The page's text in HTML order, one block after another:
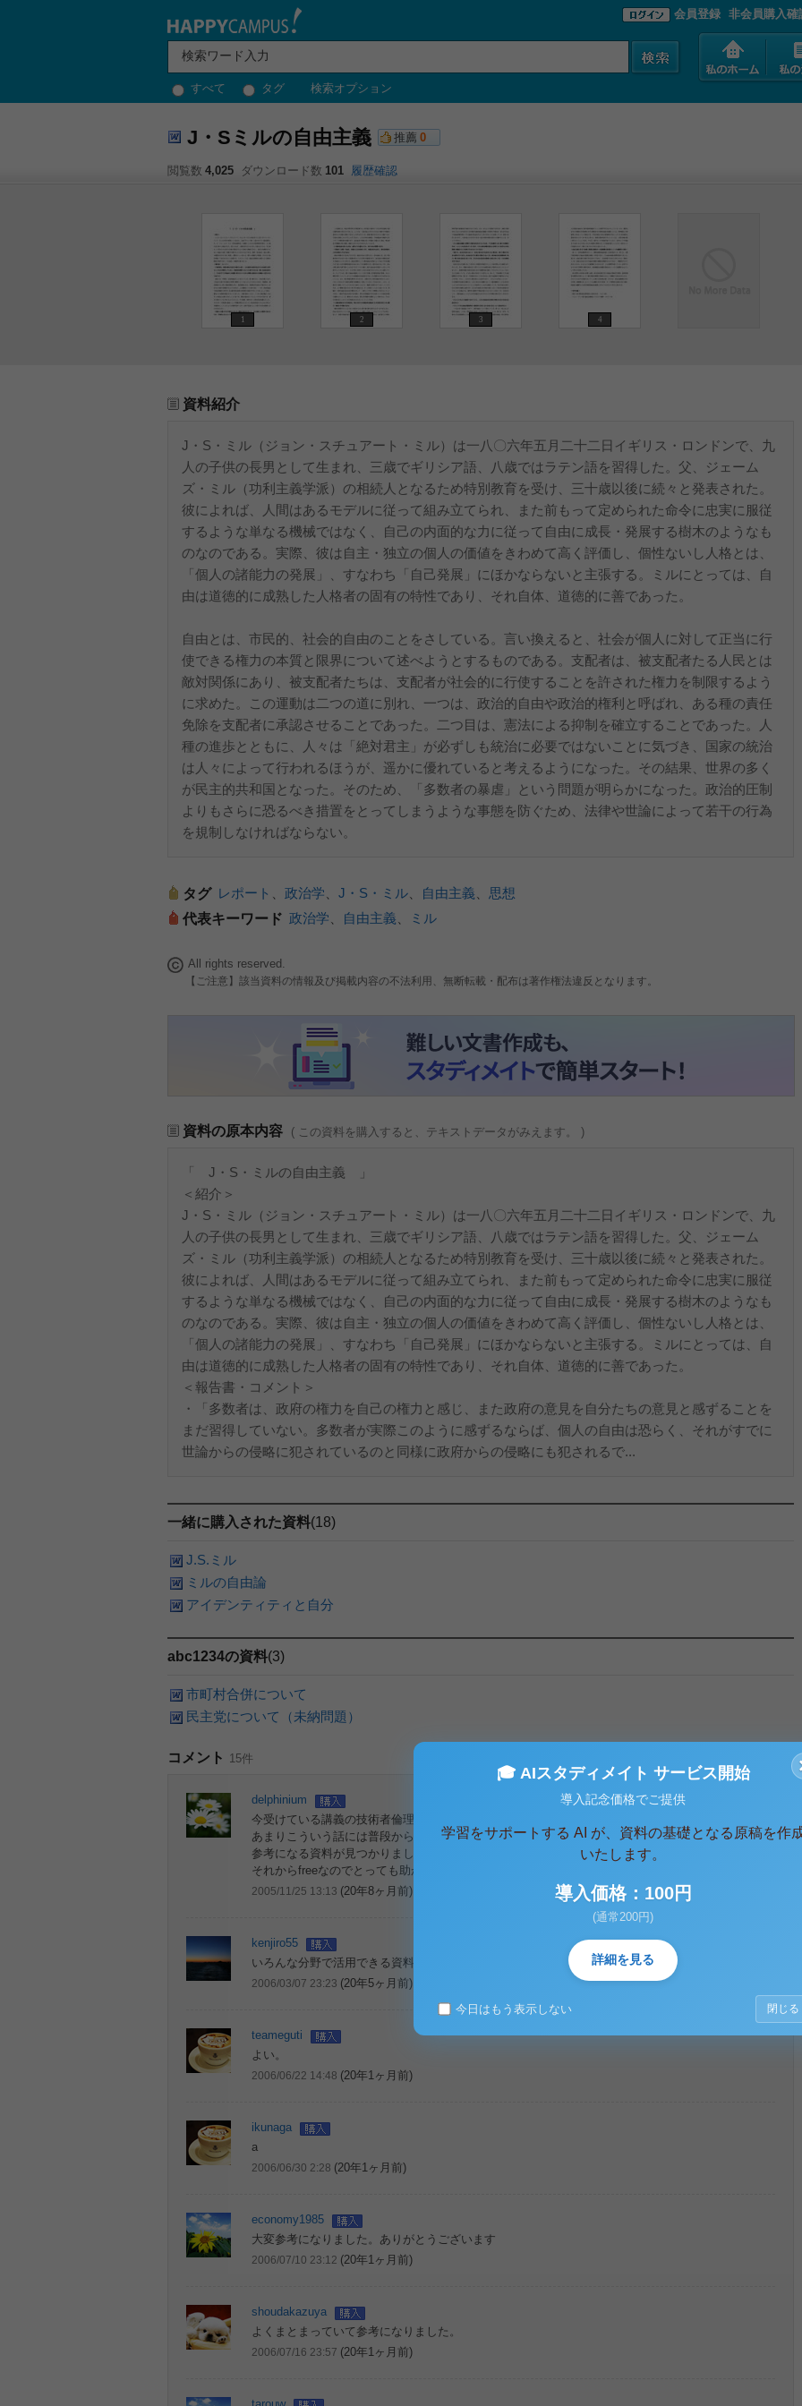
すべて タグ 検索オプション
会員登録 非会員購入確
J・Sミルの自由主義 推薦 0
閲覧数 4,025 ダウンロード数 101 履歴確認
1 2 3 4
資料紹介
J・S・ミル（ジョン・スチュアート・ミル）は一八〇六年五月二十二日イギリス・ロンドンで、九
人の子供の長男として生まれ、三歳でギリシア語、八歳ではラテン語を習得した。父、ジェーム
ズ・ミル（功利主義学派）の相続人となるため特別教育を受け、三十歳以後に続々と発表された。
彼によれば、人間はあるモデルに従って組み立てられ、また前もって定められた命令に忠実に服従
するような単なる機械ではなく、自己の内面的な力に従って自由に成長・発展する樹木のようなも
のなのである。実際、彼は自主・独立の個人の価値をきわめて高く評価し、個性ないし人格とは、
「個人の諸能力の発展」、すなわち「自己発展」にほかならないと主張する。ミルにとっては、自
由は道徳的に成熟した人格者の固有の特性であり、それ自体、道徳的に善であった。
自由とは、市民的、社会的自由のことをさしている。言い換えると、社会が個人に対して正当に行
使できる権力の本質と限界について述べようとするものである。支配者は、被支配者たる人民とは
敵対関係にあり、被支配者たちは、支配者が社会的に行使することを許された権力を制限するよう
に求めた。この運動は二つの道に別れ、一つは、政治的自由や政治的権利と呼ばれ、ある種の責任
免除を支配者に承認させることであった。二つ目は、憲法による抑制を確立することであった。人
種の進歩とともに、人々は「絶対君主」が必ずしも統治に必要ではないことに気づき、国家の統治
は人々によって行われるほうが、遥かに優れていると考えるようになった。その結果、世界の多く
が民主的共和国となった。そのため、「多数者の暴虐」という問題が明らかになった。政治的圧制
よりもさらに恐るべき措置をとってしまうような事態を防ぐため、法律や世論によって若干の行為
を規制しなければならない。
タグ レポート 政治学 J・S・ミル 自由主義
思想
代表キーワード 政治学 自由主義 ミル
All rights reserved.
【ご注意】該当資料の情報及び掲載内容の不法利用、無断転載・配布は著作権法違反となります。
資料の原本内容 ( この資料を購入すると、テキストデータがみえます。 )
「 J・S・ミルの自由主義 」
＜紹介＞
J・S・ミル（ジョン・スチュアート・ミル）は一八〇六年五月二十二日イギリス・ロンドンで、九
人の子供の長男として生まれ、三歳でギリシア語、八歳ではラテン語を習得した。父、ジェーム
ズ・ミル（功利主義学派）の相続人となるため特別教育を受け、三十歳以後に続々と発表された。
彼によれば、人間はあるモデルに従って組み立てられ、また前もって定められた命令に忠実に服従
するような単なる機械ではなく、自己の内面的な力に従って自由に成長・発展する樹木のようなも
のなのである。実際、彼は自主・独立の個人の価値をきわめて高く評価し、個性ないし人格とは、
「個人の諸能力の発展」、すなわち「自己発展」にほかならないと主張する。ミルにとっては、自
由は道徳的に成熟した人格者の固有の特性であり、それ自体、道徳的に善であった。
＜報告書・コメント＞
・「多数者は、政府の権力を自己の権力と感じ、また政府の意見を自分たちの意見と感ずることを
まだ習得していない。多数者が実際このように感ずるならば、個人の自由は恐らく、それがすでに
世論からの侵略に犯されているのと同様に政府からの侵略にも犯されるで...
一緒に購入された資料(18)
J.S.ミル
ミルの自由論
アイデンティティと自分
abc1234の資料(3)
市町村合併について
民主党について（未納問題）
コメント 15件
delphinium
今受けている講義の技術者倫理の話の中で功利計算という考えがでてきました。
あまりこういう話には普段から関心がなかったのでいろいろと調べている中で
参考になる資料が見つかりました。たいへんありがとうございました。
それからfreeなのでとっても助かりました。
2005/11/25 13:13 (20年8ヶ月前)
kenjiro55
いろんな分野で活用できる資料だと思います。
2006/03/07 23:23 (20年5ヶ月前)
teameguti
よい。
2006/06/22 14:48 (20年1ヶ月前)
ikunaga
a
2006/06/30 2:28 (20年1ヶ月前)
economy1985
大変参考になりました。ありがとうございます
2006/07/10 23:12 (20年1ヶ月前)
shoudakazuya
よくまとまっていて参考になりました。
2006/07/16 23:57 (20年1ヶ月前)
🎓 AIスタディメイト サービス開始
導入記念価格でご提供
学習をサポートする AI が、資料の基礎となる原稿を作
いたします。
導入価格：100円
(通常200円)
詳細を見る
今日はもう表示しない 閉じる